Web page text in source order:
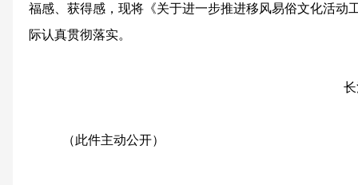
福感、获得感，现将《关于进一步推进移风易俗文化活动
际认真贯彻落实。
长治市文化和
（此件主动公开）